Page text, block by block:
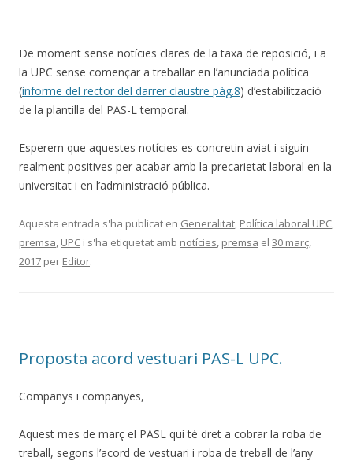
——————————————————————–
De moment sense notícies clares de la taxa de reposició, i a
la UPC sense començar a treballar en l’anunciada política
(informe del rector del darrer claustre pàg.8) d’estabilització
de la plantilla del PAS-L temporal.
Esperem que aquestes notícies es concretin aviat i siguin
realment positives per acabar amb la precarietat laboral en la
universitat i en l’administració pública.
Aquesta entrada s'ha publicat en Generalitat Política laboral UPC
premsa UPC i s'ha etiquetat amb notícies premsa el 30 març,
2017 per Editor.
Proposta acord vestuari PAS-L UPC.
Companys i companyes,
Aquest mes de març el PASL qui té dret a cobrar la roba de
treball, segons l’acord de vestuari i roba de treball de l’any